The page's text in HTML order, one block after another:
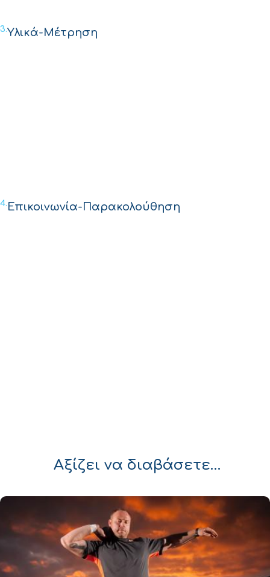
3.Υλικά-Μέτρηση
4. Επικοινωνία-Παρακολούθηση
Αξίζει να διαβάσετε…
Προθέσεις
Είναι μια τεχνητή συσκευή που αντικαθιστά ένα μέρος
του σώματος το οποίο λείπει.